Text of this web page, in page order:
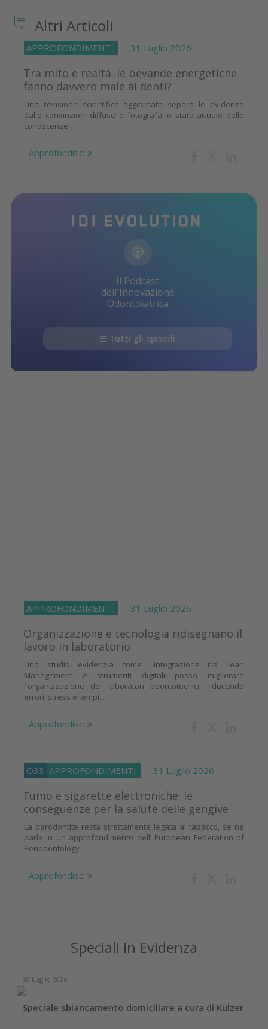
Altri Articoli
APPROFONDIMENTI 31 Luglio 2026
Tra mito e realtà: le bevande energetiche
fanno davvero male ai denti?
Una revisione scientifica aggiornata separa le evidenze
dalle convinzioni diffuse e fotografa lo stato attuale delle
conoscenze
Approfondisci
Il Podcast
dell'Innovazione
Odontoiatrica
Tutti gli episodi
APPROFONDIMENTI 31 Luglio 2026
Organizzazione e tecnologia ridisegnano il
lavoro in laboratorio
Uno studio evidenzia come l'integrazione tra Lean
Management e strumenti digitali possa migliorare
l'organizzazione dei laboratori odontotecnici, riducendo
errori, stress e tempi...
Approfondisci
O33 APPROFONDIMENTI 31 Luglio 2026
Fumo e sigarette elettroniche: le
conseguenze per la salute delle gengive
La parodontite resta strettamente legata al tabacco, se ne
parla in un approfondimento dell’ European Federation of
Periodontology
Approfondisci
Speciali in Evidenza
20 Luglio 2026
Speciale sbiancamento domiciliare a cura di Kulzer